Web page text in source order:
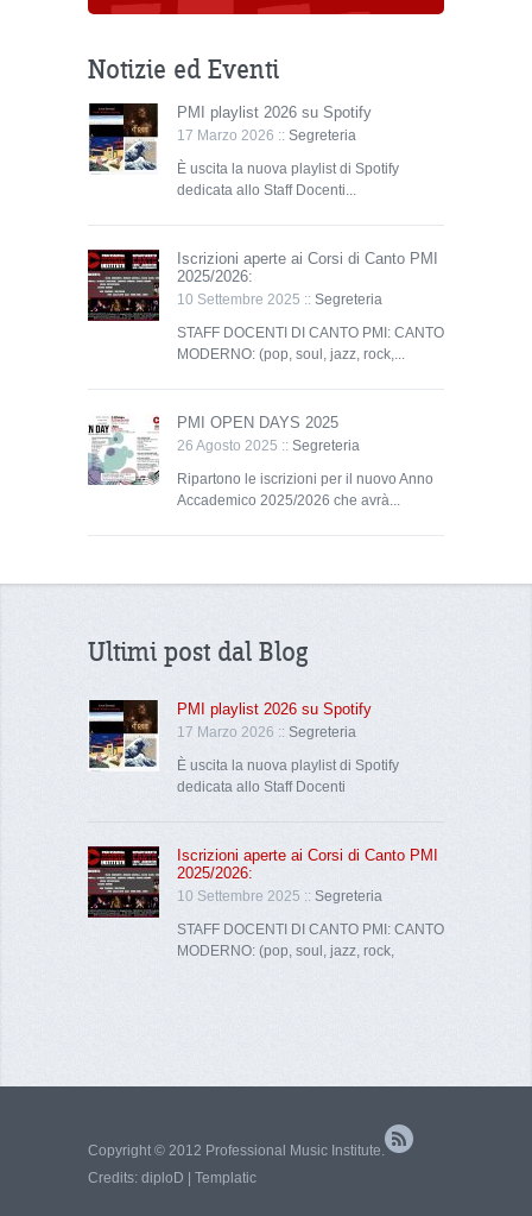
Notizie ed Eventi
PMI playlist 2026 su Spotify
17 Marzo 2026 :: Segreteria
È uscita la nuova playlist di Spotify
dedicata allo Staff Docenti...
Iscrizioni aperte ai Corsi di Canto PMI
2025/2026:
10 Settembre 2025 :: Segreteria
STAFF DOCENTI DI CANTO PMI: CANTO
MODERNO: (pop, soul, jazz, rock,...
PMI OPEN DAYS 2025
26 Agosto 2025 :: Segreteria
Ripartono le iscrizioni per il nuovo Anno
Accademico 2025/2026 che avrà...
Ultimi post dal Blog
PMI playlist 2026 su Spotify
17 Marzo 2026 :: Segreteria
È uscita la nuova playlist di Spotify
dedicata allo Staff Docenti
Iscrizioni aperte ai Corsi di Canto PMI
2025/2026:
10 Settembre 2025 :: Segreteria
STAFF DOCENTI DI CANTO PMI: CANTO
MODERNO: (pop, soul, jazz, rock,
Copyright © 2012 Professional Music Institute.
Credits: diploD Templatic